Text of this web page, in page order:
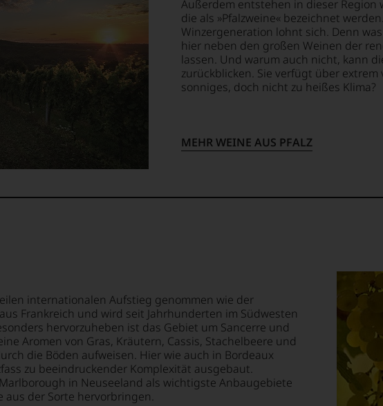
festgestellt,
manch
nachvollziehbar
oder
am
vorbeigeht.
WIR
WERDEN
UNSERE
WEINE
AUCH
SELBST
BEWERTEN.
Außerdem entstehen in dieser
die als »Pfalzweine« bezeichnet
Winzergeneration lohnt sich. Denn
hier neben den großen Weinen der
lassen. Und warum auch nicht, kann
zurückblicken. Sie verfügt über
sonniges, doch nicht zu heißes Klima?
MEHR WEINE AUS PFALZ
internationalen Aufstieg genommen wie der
Frankreich und wird seit Jahrhunderten im Südwesten
hervorzuheben ist das Gebiet um Sancerre und
Aromen von Gras, Kräutern, Cassis, Stachelbeere und
die Böden aufweisen. Hier wie auch in Bordeaux
zu beeindruckender Komplexität ausgebaut.
in Neuseeland als wichtigste Anbaugebiete
aus der Sorte hervorbringen.